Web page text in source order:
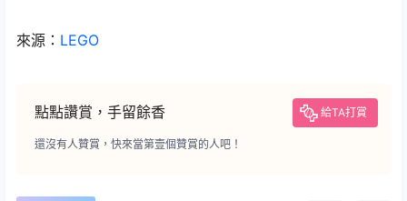
來源： LEGO
點點讚賞，手留餘香 給TA打賞
還沒有人贊賞，快來當第壹個贊賞的人吧！